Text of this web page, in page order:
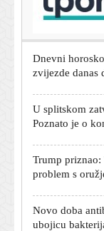
Rumunjska
zvijezde danas
U splitskom
Poznato je o
Trump priznao:
problem s
Novo doba
ubojicu